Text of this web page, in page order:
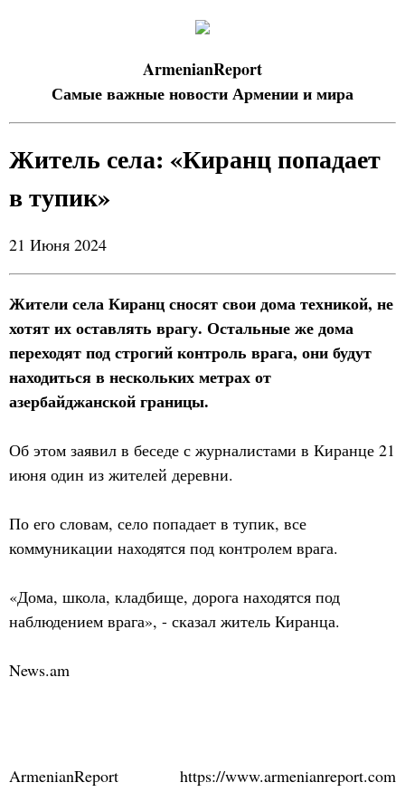
ArmenianReport
Самые важные новости Армении и мира
Житель села: «Киранц попадает
в тупик»
21 Июня 2024
Жители села Киранц сносят свои дома техникой, не
хотят их оставлять врагу. Остальные же дома
переходят под строгий контроль врага, они будут
находиться в нескольких метрах от
азербайджанской границы.
Об этом заявил в беседе с журналистами в Киранце 21
июня один из жителей деревни.
По его словам, село попадает в тупик, все
коммуникации находятся под контролем врага.
«Дома, школа, кладбище, дорога находятся под
наблюдением врага», - сказал житель Киранца.
News.am
ArmenianReport https://www.armenianreport.com